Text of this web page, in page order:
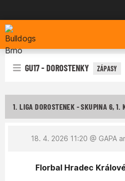
Bulldogs Brno
GU17 - DOROSTENKY ZÁPASY
1. LIGA DOROSTENEK - SKUPINA 6, 1.
18. 4. 2026 11:20 @ GAPA
Florbal Hradec